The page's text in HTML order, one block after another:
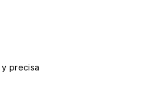
precisa